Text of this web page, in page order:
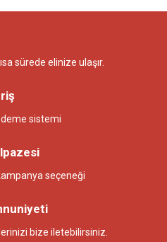
sürede elinize ulaşır.
sistemi
seçeneği
bize iletebilirsiniz.